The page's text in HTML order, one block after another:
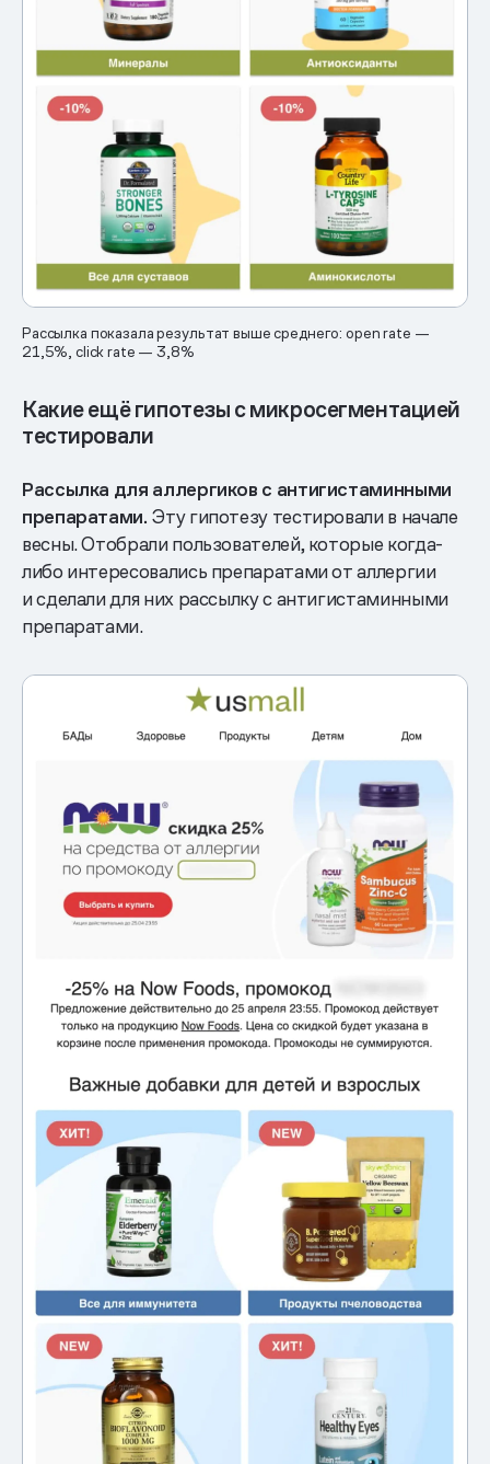
Рассылка показала результат выше среднего: open rate —
21,5%, click rate — 3,8%
Какие ещё гипотезы с микросегментацией
тестировали
Рассылка для аллергиков с антигистаминными
препаратами. Эту гипотезу тестировали в начале
весны. Отобрали пользователей, которые когда-
либо интересовались препаратами от аллергии
и сделали для них рассылку с антигистаминными
препаратами.